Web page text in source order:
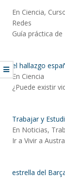
En Ciencia,
Redes
Guía práctica de
el hallazgo
En Ciencia
¿Puede existir
Trabajar y
En Noticias,
Ir a Vivir a
estrella del